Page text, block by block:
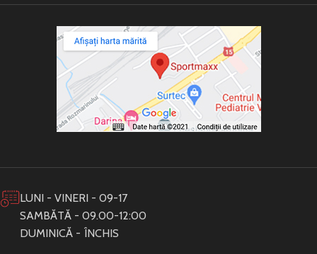
LUNI - VINERI - 09-17
SAMBĂTĂ - 09.00-12:00
DUMINICĂ - ÎNCHIS